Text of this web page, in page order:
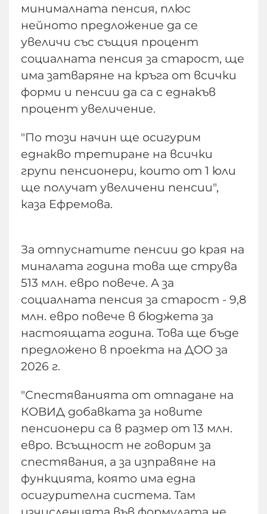
минималната пенсия, плюс
нейното предложение да се
увеличи със същия процент
социалната пенсия за старост, ще
има затваряне на кръга от всички
форми и пенсии да са с еднакъв
процент увеличение.
"По този начин ще осигурим
еднакво третиране на всички
групи пенсионери, които от 1 юли
ще получат увеличени пенсии",
каза Ефремова.
За отпуснатите пенсии до края на
миналата година това ще струва
513 млн. евро повече. А за
социалната пенсия за старост - 9,8
млн. евро повече в бюджета за
настоящата година. Това ще бъде
предложено в проекта на ДОО за
2026 г.
"Спестяванията от отпадане на
КОВИД добавката за новите
пенсионери са в размер от 13 млн.
евро. Всъщност не говорим за
спестявания, а за изправяне на
функцията, която има една
осигурителна система. Там